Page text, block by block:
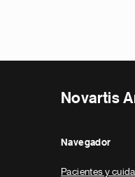
Novartis
Navegador
Pacientes y